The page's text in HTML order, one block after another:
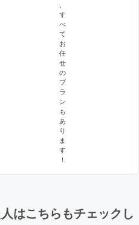
す
べ
て
お
任
せ
の
プ
ラ
ン
も
あ
り
ま
す
！
はこちらもチェックし